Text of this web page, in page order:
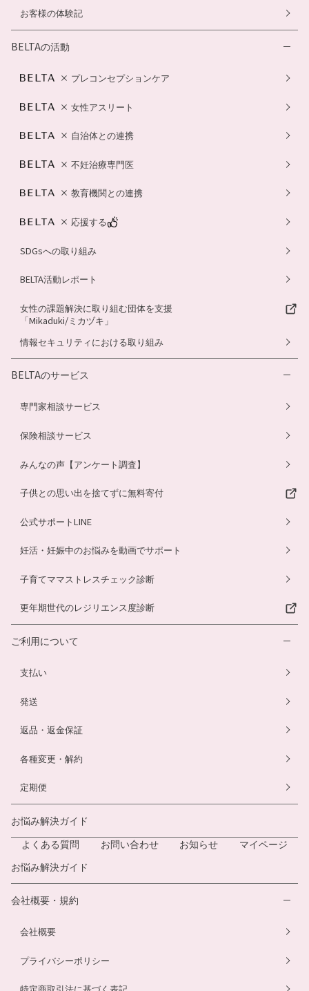
お客様の体験記
BELTAの活動
プレコンセプションケア
女性アスリート
自治体との連携
不妊治療専門医
教育機関との連携
応援する
SDGsへの取り組み
BELTA活動レポート
女性の課題解決に取り組む団体を支援
「Mikaduki/ミカヅキ」
情報セキュリティにおける取り組み
BELTAのサービス
専門家相談サービス
保険相談サービス
みんなの声【アンケート調査】
子供との思い出を捨てずに無料寄付
公式サポートLINE
妊活・妊娠中のお悩みを動画でサポート
子育てママストレスチェック診断
更年期世代のレジリエンス度診断
ご利用について
支払い
発送
返品・返金保証
各種変更・解約
定期便
お悩み解決ガイド
よくある質問
お問い合わせ お知らせ
マイページ
お悩み解決ガイド
会社概要・規約
会社概要
プライバシーポリシー